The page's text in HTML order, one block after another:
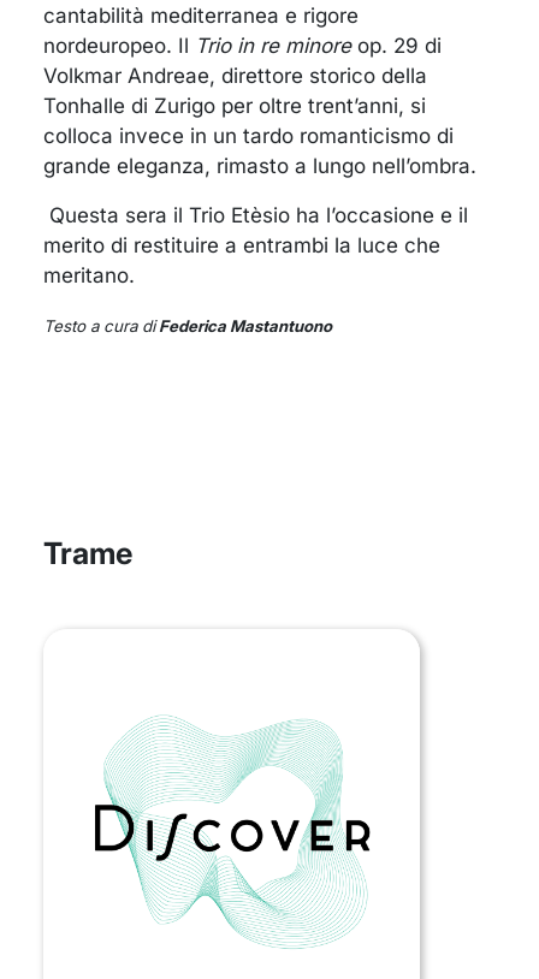
cantabilità mediterranea e rigore
nordeuropeo. Il Trio in re minoreop. 29 di
Volkmar Andreae, direttore storico della
Tonhalle di Zurigo per oltre trent’anni, si
colloca invece in un tardo romanticismo di
grande eleganza, rimasto a lungo nell’ombra.
Questa sera il Trio Etèsio ha l’occasione e il
merito di restituire a entrambi la luce che
meritano.
Testo a cura diFederica Mastantuono
Trame